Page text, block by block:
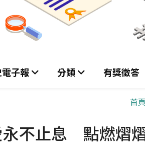
子報 分類 有獎徵答
首頁
永不止息 點燃熠